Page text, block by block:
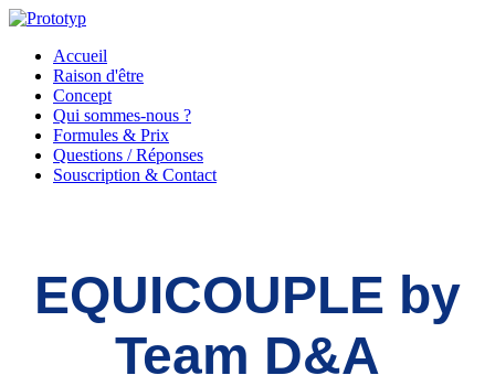
Accueil
Raison d'être
Concept
Qui sommes-nous ?
Formules & Prix
Questions / Réponses
Souscription & Contact
EQUICOUPLE by
Team D&A